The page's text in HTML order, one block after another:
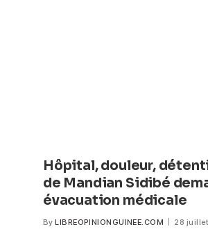
Hôpital, douleur,
de Mandian Sidibé
évacuation médicale
By LIBREOPINIONGUINEE.COM 28